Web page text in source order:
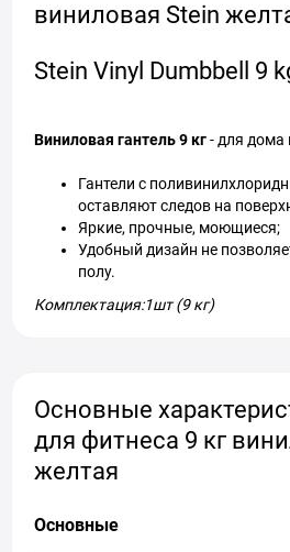
виниловая Stein
Stein Vinyl Dumbbell 9
Виниловая гантель 9 кг- для дома
Гантели с
оставляют следов на
Яркие, прочные, моющиеся;
Удобный дизайн не
полу.
Комплектация:1шт (9 кг)
Основные
для фитнеса 9 кг
желтая
Основные